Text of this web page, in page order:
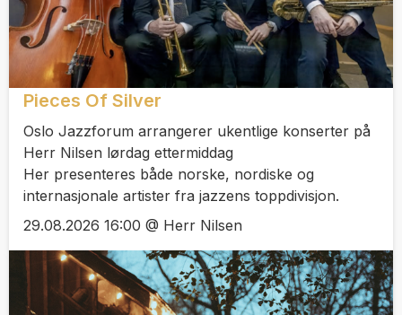
Pieces Of Silver
Oslo Jazzforum arrangerer ukentlige konserter på
Herr Nilsen lørdag ettermiddag
Her presenteres både norske, nordiske og
internasjonale artister fra jazzens toppdivisjon.
29.08.2026 16:00 @ Herr Nilsen